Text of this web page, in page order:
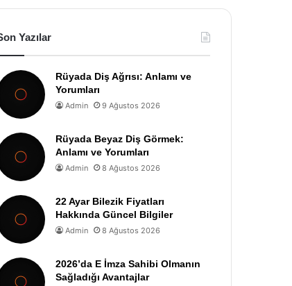
Yazılar
Rüyada Diş Ağrısı: Anlamı ve
Yorumları
Admin 9 Ağustos 2026
Rüyada Beyaz Diş Görmek:
Anlamı ve Yorumları
Admin 8 Ağustos 2026
22 Ayar Bilezik Fiyatları
Hakkında Güncel Bilgiler
Admin 8 Ağustos 2026
2026’da E İmza Sahibi Olmanın
Sağladığı Avantajlar